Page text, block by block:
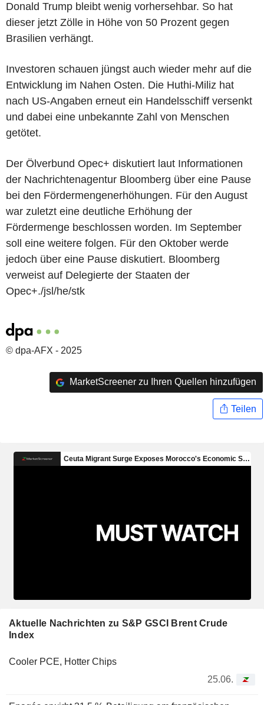
Donald Trump bleibt wenig vorhersehbar. So hat
dieser jetzt Zölle in Höhe von 50 Prozent gegen
Brasilien verhängt.
Investoren schauen jüngst auch wieder mehr auf die
Entwicklung im Nahen Osten. Die Huthi-Miliz hat
nach US-Angaben erneut ein Handelsschiff versenkt
und dabei eine unbekannte Zahl von Menschen
getötet.
Der Ölverbund Opec+ diskutiert laut Informationen
der Nachrichtenagentur Bloomberg über eine Pause
bei den Fördermengenerhöhungen. Für den August
war zuletzt eine deutliche Erhöhung der
Fördermenge beschlossen worden. Im September
soll eine weitere folgen. Für den Oktober werde
jedoch über eine Pause diskutiert. Bloomberg
verweist auf Delegierte der Staaten der
Opec+./jsl/he/stk
© dpa-AFX - 2025
MarketScreener zu Ihren Quellen hinzufügen
Teilen
Aktuelle Nachrichten zu S&P GSCI Brent Crude
Index
Cooler PCE, Hotter Chips
25.06.